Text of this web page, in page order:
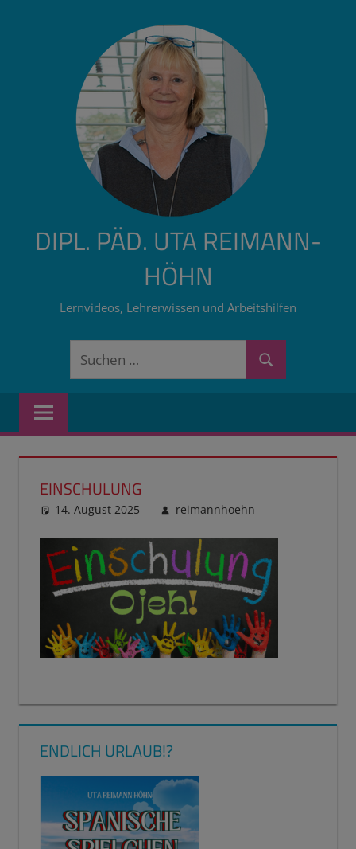
DIPL. PÄD. UTA REIMANN-
HÖHN
Lernvideos, Lehrerwissen und Arbeitshilfen
Suchen
Suchen
EINSCHULUNG
14. August 2025 reimannhoehn
ENDLICH URLAUB!?